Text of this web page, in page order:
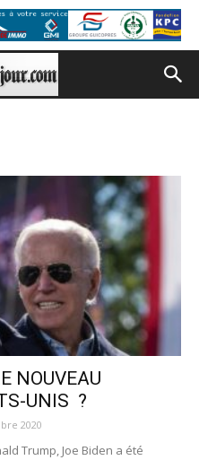
NOUVEAU
UNIS ?
2020
Trump, Joe Biden a été